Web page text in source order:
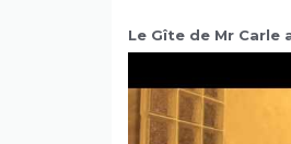
Le Gîte de Mr